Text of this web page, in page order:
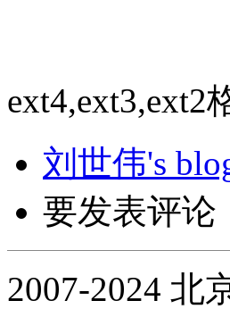
ext4,ext3,ext2
刘世伟's
要发表评论
2007-2024 北